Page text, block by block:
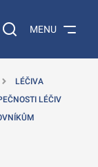
Vyhledávání na
MENU
LÉČIVA
LÉČIV